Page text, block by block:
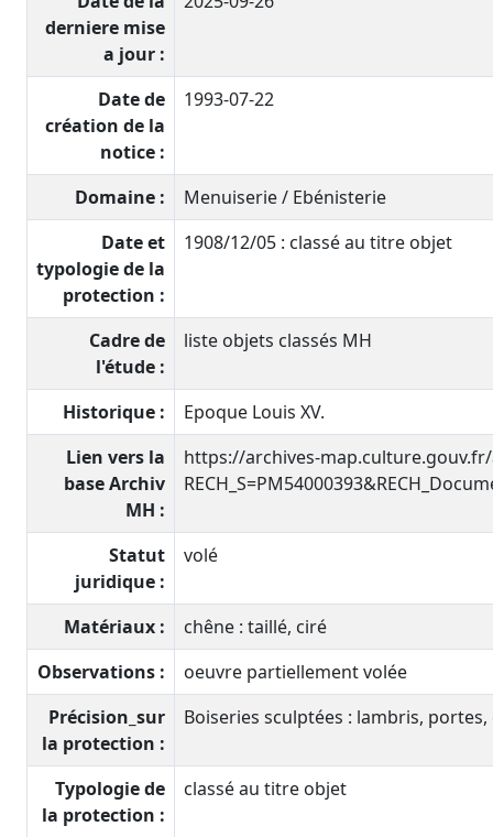
derniere mise
a jour :
Date de
création de la
notice :
1993-07-22
Domaine :
Menuiserie / Ebénisterie
Date et
typologie de la
protection :
1908/12/05 : classé au titre objet
Cadre de
l'étude :
liste objets classés MH
Historique :
Epoque Louis XV.
Lien vers la
base Archiv
MH :
https://archives-
Statut
juridique :
volé
Matériaux :
chêne : taillé, ciré
Observations :
oeuvre partiellement volée
Précision_sur
la protection :
Boiseries sculptées : lambris,
Typologie de
la protection :
classé au titre objet